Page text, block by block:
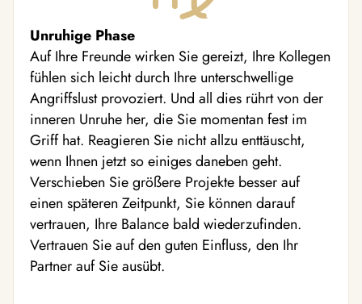
Unruhige Phase
Auf Ihre Freunde wirken Sie gereizt, Ihre Kollegen
fühlen sich leicht durch Ihre unterschwellige
Angriffslust provoziert. Und all dies rührt von der
inneren Unruhe her, die Sie momentan fest im
Griff hat. Reagieren Sie nicht allzu enttäuscht,
wenn Ihnen jetzt so einiges daneben geht.
Verschieben Sie größere Projekte besser auf
einen späteren Zeitpunkt, Sie können darauf
vertrauen, Ihre Balance bald wiederzufinden.
Vertrauen Sie auf den guten Einfluss, den Ihr
Partner auf Sie ausübt.